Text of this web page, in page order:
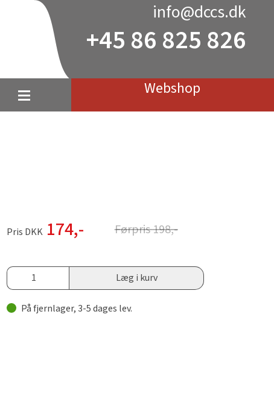
info@dccs.dk
+45 86 825 826
Webshop
Pris DKK 174,- Førpris198,-
Læg i kurv
På fjernlager, 3-5 dages lev.